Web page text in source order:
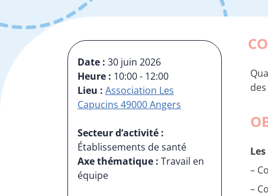
Date : 30 juin 2026
Heure : 10:00 - 12:00
Lieu : Association Les
Capucins 49000 Angers
Secteur d’activité :
Établissements de santé
Axe thématique : Travail en
équipe
–
–